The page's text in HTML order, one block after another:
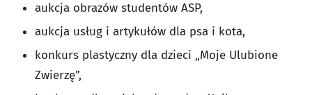
aukcja obrazów studentów ASP,
aukcja usług i artykułów dla psa i kota,
konkurs plastyczny dla dzieci „Moje Ulubione
Zwierzę”,